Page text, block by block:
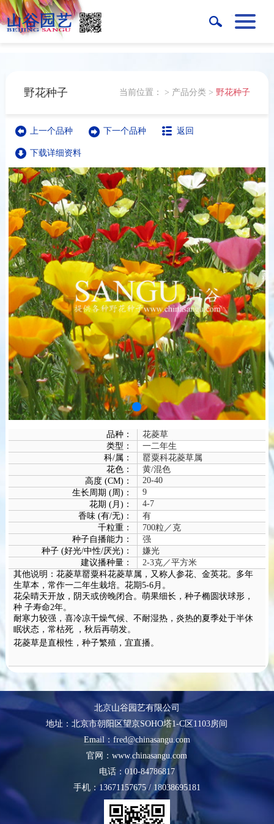
当前位置： > 产品分类 > 野花种子
野花种子
上一个品种 下一个品种 返回
下载详细资料
品种：
花菱草
类型：
一二年生
科/属：
罂粟科花菱草属
花色：
黄/混色
高度 (CM)：
20-40
生长周期 (周)：
9
花期 (月)：
4-7
香味 (有/无)：
有
千粒重：
700粒／克
种子自播能力：
强
种子 (好光/中性/厌光)：
嫌光
建议播种量：
2-3克／平方米
其他说明：花菱草罂粟科花菱草属，又称人参花、金英花。多年
生草本，常作一二年生栽培。花期5-6月。
花朵晴天开放，阴天或傍晚闭合。萌果细长，种子椭圆状球形，
种 子寿命2年。
耐寒力较强，喜冷凉干燥气候、不耐湿热，炎热的夏季处于半休
眠状态，常枯死 ，秋后再萌发。
花菱草是直根性，种子繁殖，宜直播。
北京山谷园艺有限公司
地址：北京市朝阳区望京SOHO塔1-C区1103房间
Email：fred@chinasangu.com
官网：www.chinasangu.com
电话：010-84786817
手机：13671157675 / 18038695181